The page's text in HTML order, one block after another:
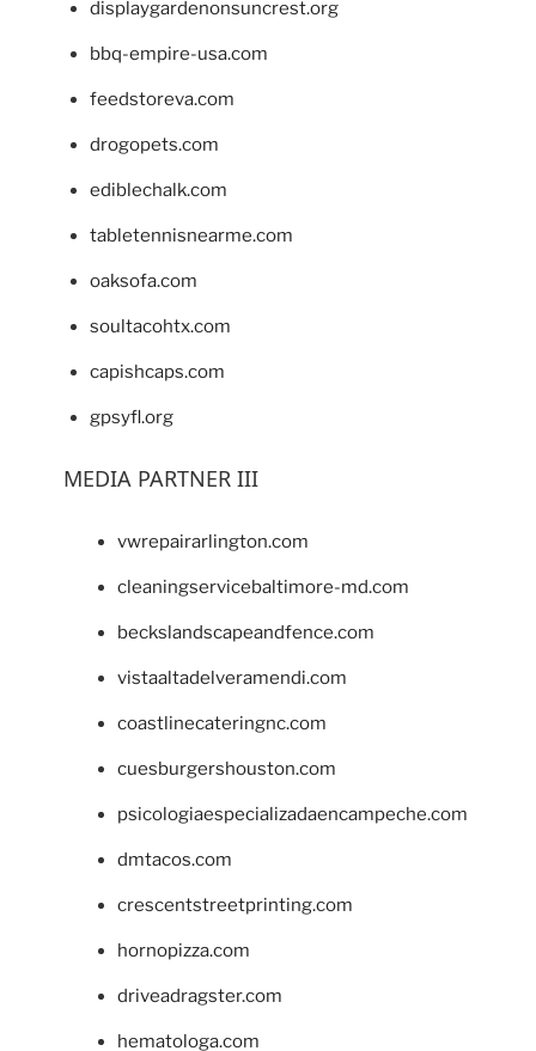
displaygardenonsuncrest.org
bbq-empire-usa.com
feedstoreva.com
drogopets.com
ediblechalk.com
tabletennisnearme.com
oaksofa.com
soultacohtx.com
capishcaps.com
gpsyfl.org
MEDIA PARTNER III
vwrepairarlington.com
cleaningservicebaltimore-md.com
beckslandscapeandfence.com
vistaaltadelveramendi.com
coastlinecateringnc.com
cuesburgershouston.com
psicologiaespecializadaencampeche.com
dmtacos.com
crescentstreetprinting.com
hornopizza.com
driveadragster.com
hematologa.com